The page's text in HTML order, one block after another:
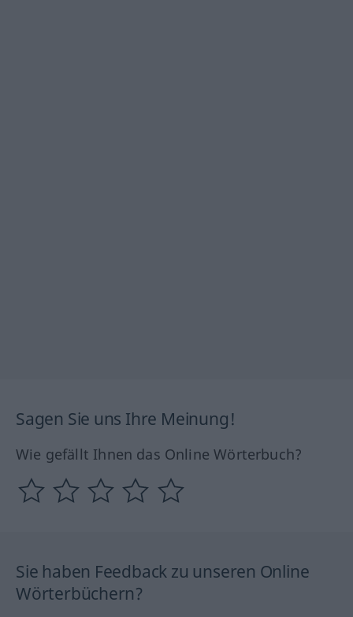
Sagen Sie uns Ihre Meinung!
Wie gefällt Ihnen das Online Wörterbuch?
Sie haben Feedback zu unseren Online
Wörterbüchern?